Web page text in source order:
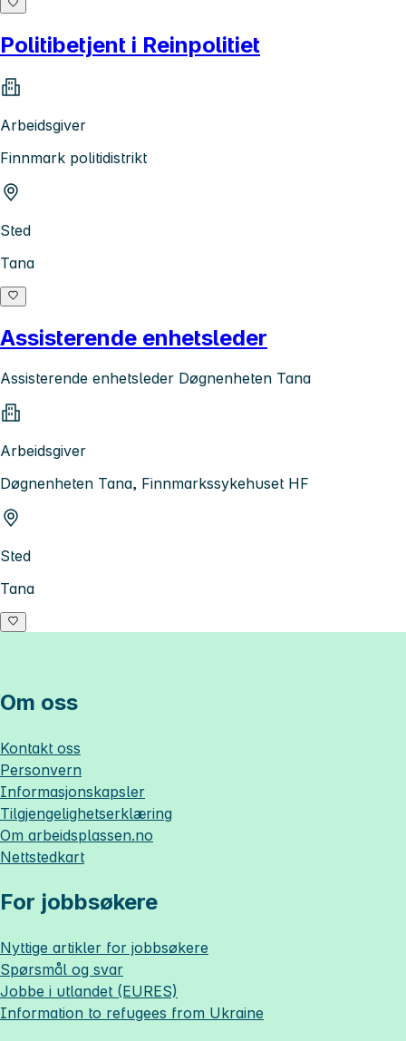
Politibetjent i Reinpolitiet
Arbeidsgiver
Finnmark politidistrikt
Sted
Tana
Assisterende enhetsleder
Assisterende enhetsleder Døgnenheten Tana
Arbeidsgiver
Døgnenheten Tana, Finnmarkssykehuset HF
Sted
Tana
Om oss
Kontakt oss
Personvern
Informasjonskapsler
Tilgjengelighetserklæring
Om arbeidsplassen.no
Nettstedkart
For jobbsøkere
Nyttige artikler for jobbsøkere
Spørsmål og svar
Jobbe i utlandet (EURES)
Information to refugees from Ukraine